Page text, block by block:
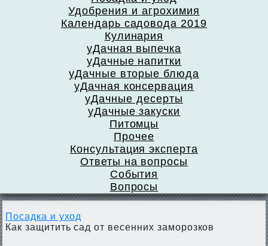
Удобрения и агрохимия
Календарь садовода 2019
Кулинария
уДачная выпечка
уДачные напитки
уДачные вторые блюда
уДачная консервация
уДачные десерты
уДачные закуски
Питомцы
Прочее
Консультация эксперта
Ответы на вопросы
События
Вопросы
Посадка и уход
Как защитить сад от весенних заморозков